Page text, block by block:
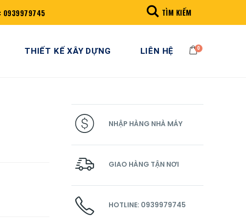
0939979745 TÌM KIẾM
THIẾT KẾ XÂY DỰNG LIÊN HỆ 0
NHẬP HÀNG NHÀ MÁY
GIAO HÀNG TẬN NƠI
HOTLINE: 0939979745